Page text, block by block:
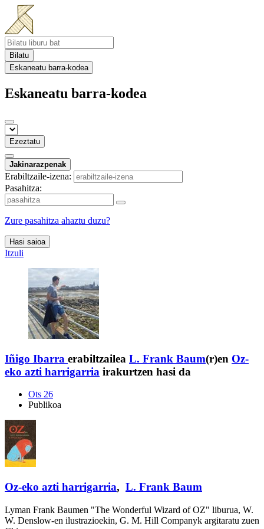
Bilatu
Eskaneatu barra-kodea
Eskaneatu barra-kodea
Ezeztatu
Jakinarazpenak
Erabiltzaile-izena:
Pasahitza:
Zure pasahitza ahaztu duzu?
Hasi saioa
Itzuli
Iñigo Ibarra erabiltzailea L. Frank Baum(r)en Oz-
eko azti harrigarria irakurtzen hasi da
Ots 26
Publikoa
Oz-eko azti harrigarria, L. Frank Baum
Lyman Frank Baumen "The Wonderful Wizard of OZ" liburua, W.
W. Denslow-en ilustrazioekin, G. M. Hill Companyk argitaratu zuen